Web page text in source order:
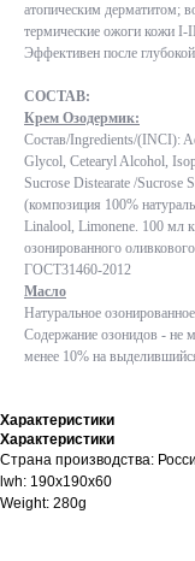
атопическим дерматитом;
термические ожоги кожи I-
Эффективен после
СОСТАВ:
Крем Озодермик:
Состав/Ingredients/(INCI):
Glycol, Cetearyl Alcohol,
Sucrose Distearate /Sucrose
(композиция 100%
Linalool, Limonene. 100 мл
озонированного
ГОСТ31460-2012
Масло
Натуральное
Содержание озонидов - не
менее 10% на
Характеристики
Характеристики
Страна производства:
lwh: 190x190x60
Weight: 280g